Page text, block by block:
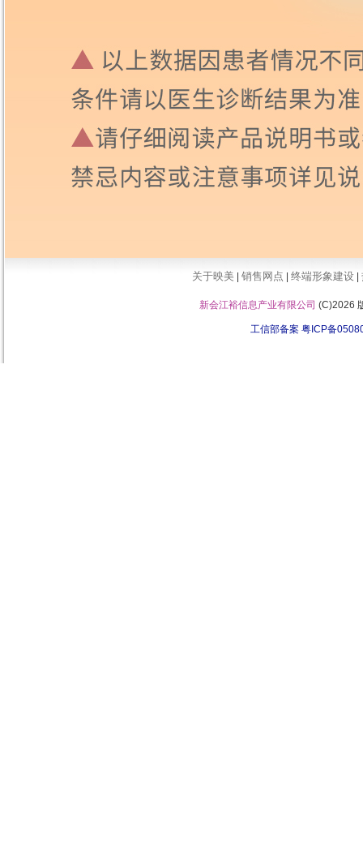
关于映美 销售网点 终端形象建设
新会江裕信息产业有限公司 (C)2026
工信部备案 粤ICP备